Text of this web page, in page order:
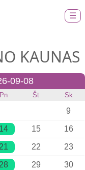
☰
KAUNAS
09-08
Pn Št Sk
9
14 15 16
22 23
29 30